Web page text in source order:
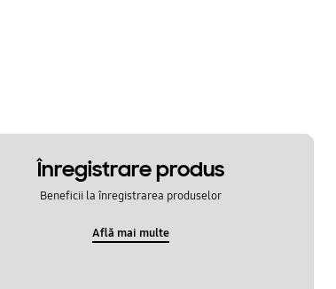
Înregistrare produs
Beneficii la înregistrarea produselor
Află mai multe